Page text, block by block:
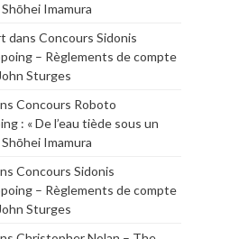
Imamura
dans Concours Sidonis
– Règlements de compte
Sturges
Concours Roboto
: « De l’eau tiède sous un
Imamura
Concours Sidonis
– Règlements de compte
Sturges